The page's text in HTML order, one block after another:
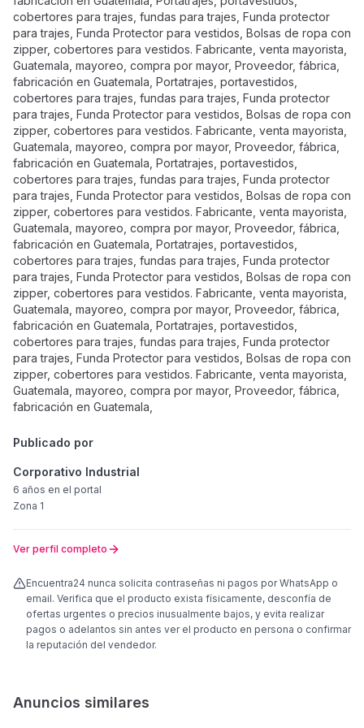
cobertores para trajes, fundas para trajes, Funda protector
para trajes, Funda Protector para vestidos, Bolsas de ropa con
zipper, cobertores para vestidos. Fabricante, venta mayorista,
Guatemala, mayoreo, compra por mayor, Proveedor, fábrica,
fabricación en Guatemala, Portatrajes, portavestidos,
cobertores para trajes, fundas para trajes, Funda protector
para trajes, Funda Protector para vestidos, Bolsas de ropa con
zipper, cobertores para vestidos. Fabricante, venta mayorista,
Guatemala, mayoreo, compra por mayor, Proveedor, fábrica,
fabricación en Guatemala, Portatrajes, portavestidos,
cobertores para trajes, fundas para trajes, Funda protector
para trajes, Funda Protector para vestidos, Bolsas de ropa con
zipper, cobertores para vestidos. Fabricante, venta mayorista,
Guatemala, mayoreo, compra por mayor, Proveedor, fábrica,
fabricación en Guatemala, Portatrajes, portavestidos,
cobertores para trajes, fundas para trajes, Funda protector
para trajes, Funda Protector para vestidos, Bolsas de ropa con
zipper, cobertores para vestidos. Fabricante, venta mayorista,
Guatemala, mayoreo, compra por mayor, Proveedor, fábrica,
fabricación en Guatemala, Portatrajes, portavestidos,
cobertores para trajes, fundas para trajes, Funda protector
para trajes, Funda Protector para vestidos, Bolsas de ropa con
zipper, cobertores para vestidos. Fabricante, venta mayorista,
Guatemala, mayoreo, compra por mayor, Proveedor, fábrica,
fabricación en Guatemala,
Publicado por
Corporativo Industrial
6 años en el portal
Zona 1
Ver perfil completo
Encuentra24 nunca solicita contraseñas ni pagos por WhatsApp o
email. Verifica que el producto exista físicamente, desconfía de
ofertas urgentes o precios inusualmente bajos, y evita realizar
pagos o adelantos sin antes ver el producto en persona o confirmar
la reputación del vendedor.
Anuncios similares